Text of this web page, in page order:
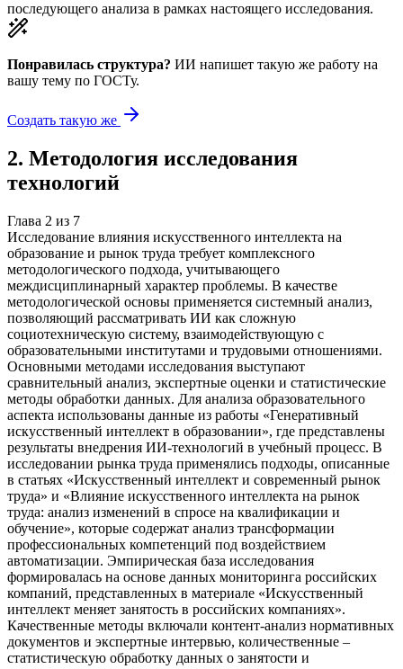
последующего анализа в рамках настоящего исследования.
Понравилась структура? ИИ напишет такую же работу на
вашу тему по ГОСТу.
Создать такую же
2. Методология исследования
технологий
Глава 2 из 7
Исследование влияния искусственного интеллекта на
образование и рынок труда требует комплексного
методологического подхода, учитывающего
междисциплинарный характер проблемы. В качестве
методологической основы применяется системный анализ,
позволяющий рассматривать ИИ как сложную
социотехническую систему, взаимодействующую с
образовательными институтами и трудовыми отношениями.
Основными методами исследования выступают
сравнительный анализ, экспертные оценки и статистические
методы обработки данных. Для анализа образовательного
аспекта использованы данные из работы «Генеративный
искусственный интеллект в образовании», где представлены
результаты внедрения ИИ-технологий в учебный процесс. В
исследовании рынка труда применялись подходы, описанные
в статьях «Искусственный интеллект и современный рынок
труда» и «Влияние искусственного интеллекта на рынок
труда: анализ изменений в спросе на квалификации и
обучение», которые содержат анализ трансформации
профессиональных компетенций под воздействием
автоматизации. Эмпирическая база исследования
формировалась на основе данных мониторинга российских
компаний, представленных в материале «Искусственный
интеллект меняет занятость в российских компаниях».
Качественные методы включали контент-анализ нормативных
документов и экспертные интервью, количественные –
статистическую обработку данных о занятости и